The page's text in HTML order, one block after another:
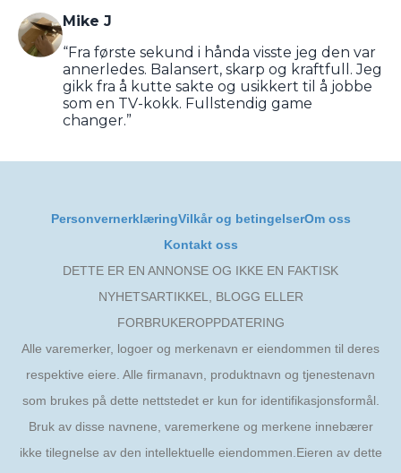
Mike J
“Fra første sekund i hånda visste jeg den var
annerledes. Balansert, skarp og kraftfull. Jeg
gikk fra å kutte sakte og usikkert til å jobbe
som en TV-kokk. Fullstendig game
changer.”
PersonvernerklæringVilkår og betingelserOm oss
Kontakt oss
DETTE ER EN ANNONSE OG IKKE EN FAKTISK
NYHETSARTIKKEL, BLOGG ELLER
FORBRUKEROPPDATERING
Alle varemerker, logoer og merkenavn er eiendommen til deres
respektive eiere. Alle firmanavn, produktnavn og tjenestenavn
som brukes på dette nettstedet er kun for identifikasjonsformål.
Bruk av disse navnene, varemerkene og merkene innebærer
ikke tilegnelse av den intellektuelle eiendommen.Eieren av dette